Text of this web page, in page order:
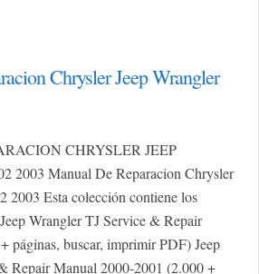
Chrysler Jeep Wrangler
CHRYSLER JEEP
2003 Manual De Reparacion Chrysler
2003 Esta colección contiene los
Wrangler TJ Service & Repair
páginas, buscar, imprimir PDF) Jeep
Repair Manual 2000-2001 (2.000 +